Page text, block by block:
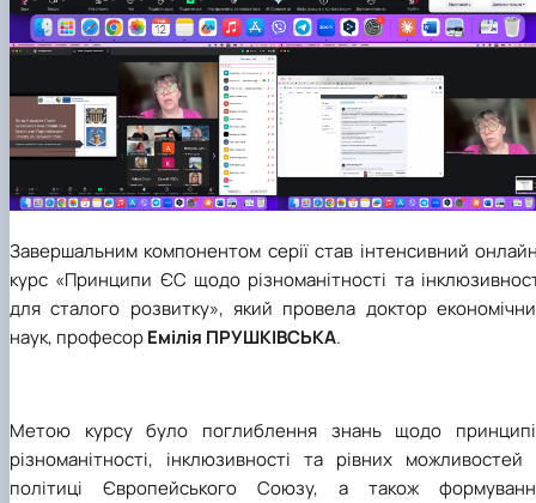
Завершальним компонентом серії став інтенсивний
курс «Принципи ЄС щодо різноманітності та
для сталого розвитку», який провела доктор
наук, професорЕмілія ПРУШКІВСЬКА.
Метою курсу було поглиблення знань щодо
різноманітності, інклюзивності та рівних можливостей
політиці Європейського Союзу, а також